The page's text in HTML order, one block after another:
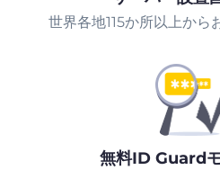
世界各地115か所以上から
無料ID Guard